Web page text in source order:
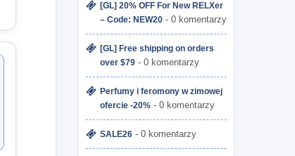
[GL] 20% OFF For New RELXer
– Code: NEW20 - 0 komentarzy
[GL] Free shipping on orders
over $79 - 0 komentarzy
Perfumy i feromony w zimowej
ofercie -20% - 0 komentarzy
SALE26 - 0 komentarzy